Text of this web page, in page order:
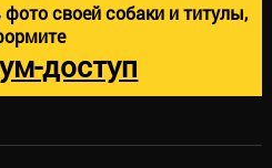
фото своей собаки и титулы,
доступ